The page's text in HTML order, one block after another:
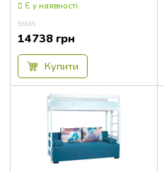
216x107x81.5
217x168x102
217x173x100
217x174x118
217х194х118
218x129x102
218x132x111,7
218x132x111,9
Є у наявності
Оцінка
0.00
з
14738 грн
Купити